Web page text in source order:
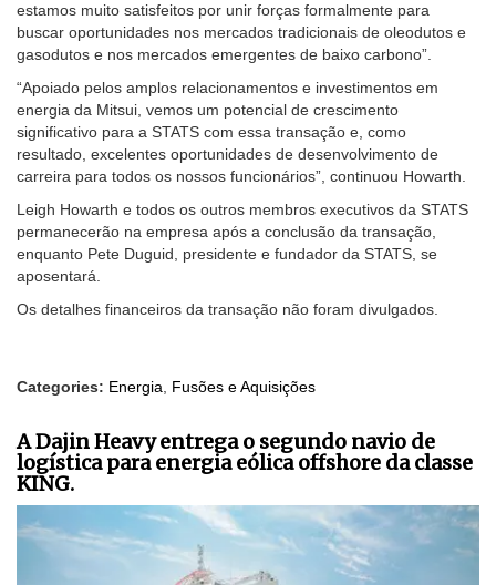
estamos muito satisfeitos por unir forças formalmente para
buscar oportunidades nos mercados tradicionais de oleodutos e
gasodutos e nos mercados emergentes de baixo carbono”.
“Apoiado pelos amplos relacionamentos e investimentos em
energia da Mitsui, vemos um potencial de crescimento
significativo para a STATS com essa transação e, como
resultado, excelentes oportunidades de desenvolvimento de
carreira para todos os nossos funcionários”, continuou Howarth.
Leigh Howarth e todos os outros membros executivos da STATS
permanecerão na empresa após a conclusão da transação,
enquanto Pete Duguid, presidente e fundador da STATS, se
aposentará.
Os detalhes financeiros da transação não foram divulgados.
Categories: Energia, Fusões e Aquisições
A Dajin Heavy entrega o segundo navio de
logística para energia eólica offshore da classe
KING.